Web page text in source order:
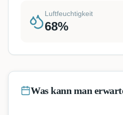
Luftfeuchtigkeit
68%
Was kann man